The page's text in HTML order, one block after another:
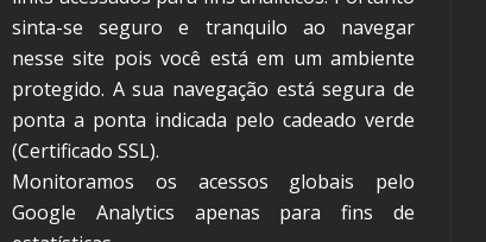
sinta-se seguro e tranquilo ao navegar
nesse site pois você está em um ambiente
protegido. A sua navegação está segura de
ponta a ponta indicada pelo cadeado verde
(Certificado SSL).
Monitoramos os acessos globais pelo
Google Analytics apenas para fins de